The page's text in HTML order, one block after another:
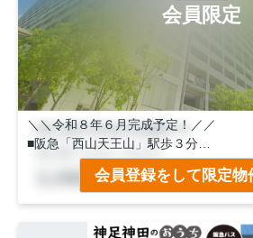
会員限定
＼＼令和８年６月完成予定！／／
■阪急「西山天王山」駅歩３分
■ZEH水準の省エネ住宅
■耐震等級２会員登録をして限定物